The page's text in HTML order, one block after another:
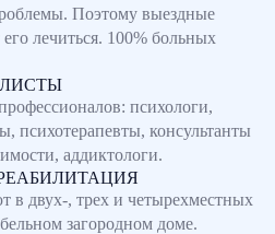
Поэтому выездные
лечиться. 100% больных
психологи,
психотерапевты, консультанты
аддиктологи.
двух-, трех и четырехместных
загородном доме.